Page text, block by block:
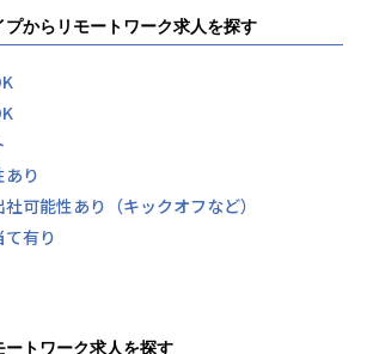
プからリモートワーク求人を探す
り
可能性あり（キックオフなど）
て有り
トワーク求人を探す